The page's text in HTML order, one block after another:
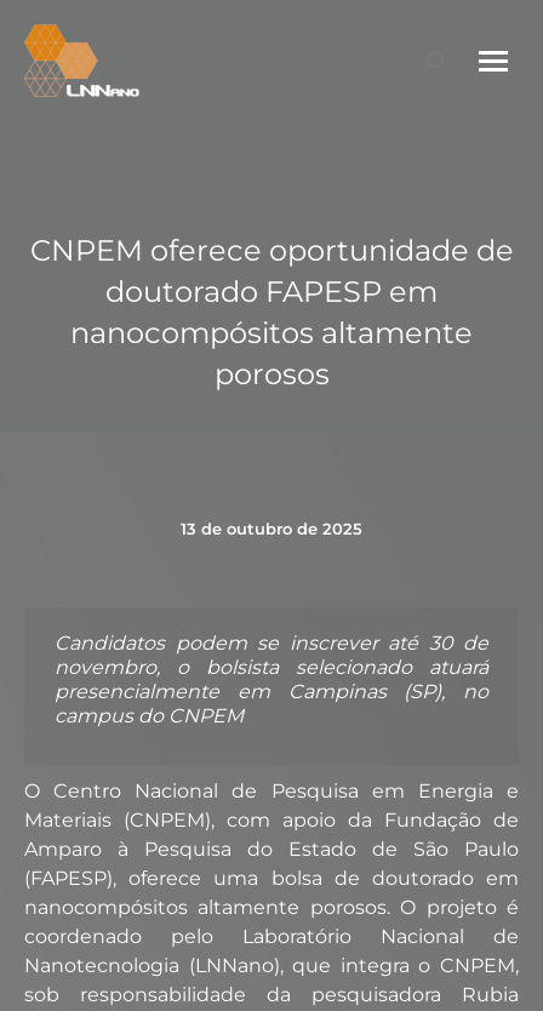
Search:
CNPEM oferece oportunidade de
doutorado FAPESP em
nanocompósitos altamente
porosos
13 de outubro de 2025
Candidatos podem se inscrever até 30 de
novembro, o bolsista selecionado atuará
presencialmente em Campinas (SP), no
campus do CNPEM
O Centro Nacional de Pesquisa em Energia e
Materiais (CNPEM), com apoio da Fundação de
Amparo à Pesquisa do Estado de São Paulo
(FAPESP), oferece uma bolsa de doutorado em
nanocompósitos altamente porosos. O projeto é
coordenado pelo Laboratório Nacional de
Nanotecnologia (LNNano), que integra o CNPEM,
sob responsabilidade da pesquisadora Rubia